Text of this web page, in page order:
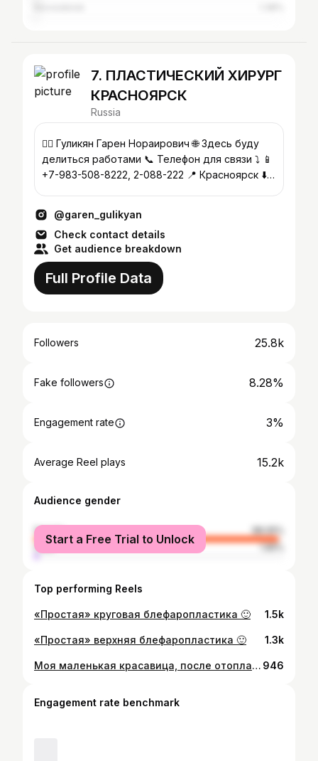
7. ПЛАСТИЧЕСКИЙ ХИРУРГ
КРАСНОЯРСК
Russia
👨‍⚕️ Гуликян Гарен Нораирович 🌐 Здесь буду
делиться работами 📞 Телефон для связи ⤵️ 📱
+7-983-508-8222, 2-088-222 📍 Красноярск ⬇️
@garen_gulikyan
Check contact details
Get audience breakdown
Full Profile Data
Followers 25.8k
Fake followers 8.28%
Engagement rate 3%
Average Reel plays 15.2k
Audience gender
female
98.05%
male
1.95%
Start a Free Trial to Unlock
Top performing Reels
«Простая» круговая блефаропластика 🙂 1.5k
«Простая» верхняя блефаропластика 🙂 1.3k
Моя маленькая красавица, после отопластики ❤️ 946
Engagement rate benchmark